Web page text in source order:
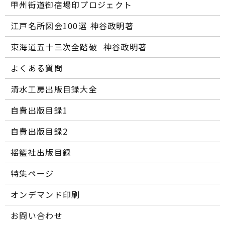
甲州街道御宿場印プロジェクト
江戸名所図会100選―― 神谷政明著
東海道五十三次全踏破 ―― 神谷政明著
よくある質問
清水工房出版目録大全
自費出版目録1
自費出版目録2
揺籃社出版目録
特集ページ
オンデマンド印刷
お問い合わせ